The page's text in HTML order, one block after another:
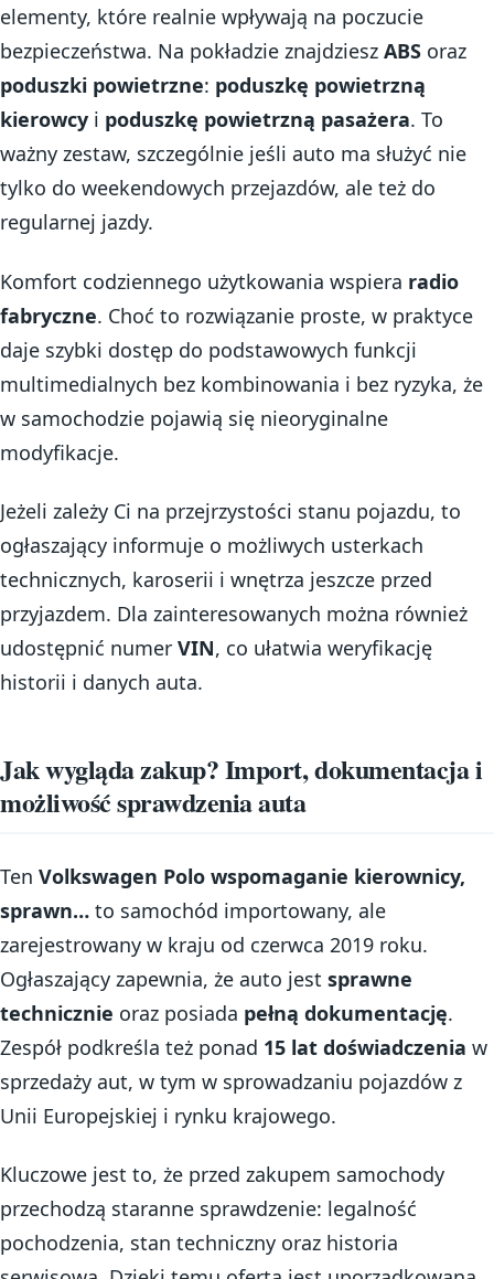
elementy, które realnie wpływają na poczucie
bezpieczeństwa. Na pokładzie znajdziesz ABS oraz
poduszki powietrzne: poduszkę powietrzną
kierowcy i poduszkę powietrzną pasażera. To
ważny zestaw, szczególnie jeśli auto ma służyć nie
tylko do weekendowych przejazdów, ale też do
regularnej jazdy.
Komfort codziennego użytkowania wspiera radio
fabryczne. Choć to rozwiązanie proste, w praktyce
daje szybki dostęp do podstawowych funkcji
multimedialnych bez kombinowania i bez ryzyka, że
w samochodzie pojawią się nieoryginalne
modyfikacje.
Jeżeli zależy Ci na przejrzystości stanu pojazdu, to
ogłaszający informuje o możliwych usterkach
technicznych, karoserii i wnętrza jeszcze przed
przyjazdem. Dla zainteresowanych można również
udostępnić numer VIN, co ułatwia weryfikację
historii i danych auta.
Jak wygląda zakup? Import, dokumentacja i
możliwość sprawdzenia auta
Ten Volkswagen Polo wspomaganie kierownicy,
sprawn… to samochód importowany, ale
zarejestrowany w kraju od czerwca 2019 roku.
Ogłaszający zapewnia, że auto jest sprawne
technicznie oraz posiada pełną dokumentację.
Zespół podkreśla też ponad 15 lat doświadczenia w
sprzedaży aut, w tym w sprowadzaniu pojazdów z
Unii Europejskiej i rynku krajowego.
Kluczowe jest to, że przed zakupem samochody
przechodzą staranne sprawdzenie: legalność
pochodzenia, stan techniczny oraz historia